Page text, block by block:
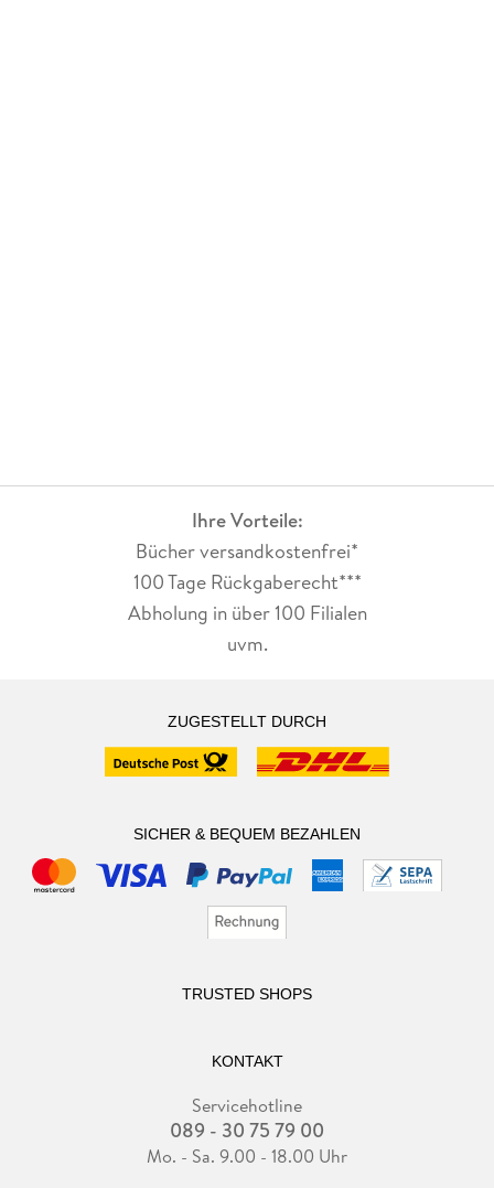
Ihre Vorteile:
Bücher versandkostenfrei*
100 Tage Rückgaberecht***
Abholung in über 100 Filialen
uvm.
ZUGESTELLT DURCH
SICHER & BEQUEM BEZAHLEN
TRUSTED SHOPS
KONTAKT
Servicehotline
089 - 30 75 79 00
Mo. - Sa. 9.00 - 18.00 Uhr